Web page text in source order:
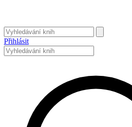
Přihlásit